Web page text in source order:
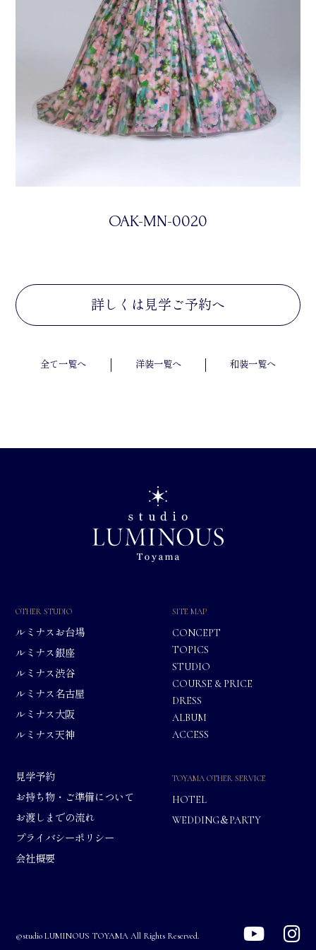
OAK-MN-0020
詳しくは見学ご予約へ
全て一覧へ 洋装一覧へ 和装一覧へ
OTHER STUDIO
ルミナスお台場
ルミナス銀座
ルミナス渋谷
ルミナス名古屋
ルミナス大阪
ルミナス天神
SITE MAP
CONCEPT
TOPICS
STUDIO
COURSE & PRICE
DRESS
ALBUM
ACCESS
見学予約
お持ち物・ご準備について
お渡しまでの流れ
プライバシーポリシー
会社概要
TOYAMA OTHER SERVICE
HOTEL
WEDDING＆PARTY
©studio LUMINOUS TOYAMA All Rights Reserved.